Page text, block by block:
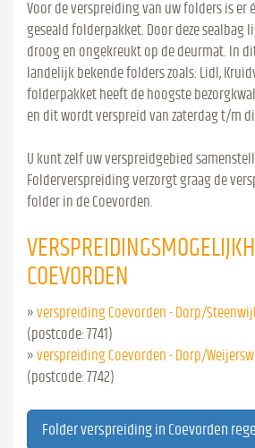
Voor de verspreiding van uw folders is er
geseald folderpakket. Door deze sealbag
droog en ongekreukt op de deurmat. In
landelijk bekende folders zoals: Lidl,
folderpakket heeft de hoogste
en dit wordt verspreid van zaterdag t/m
U kunt zelf uw verspreidgebied
Folderverspreiding verzorgt graag de
folder in de Coevorden.
COEVORDEN
» verspreiding Coevorden - Dorp/
(postcode: 7741)
» verspreiding Coevorden - Dorp/
(postcode: 7742)
Folder verspreiding in Coevorden